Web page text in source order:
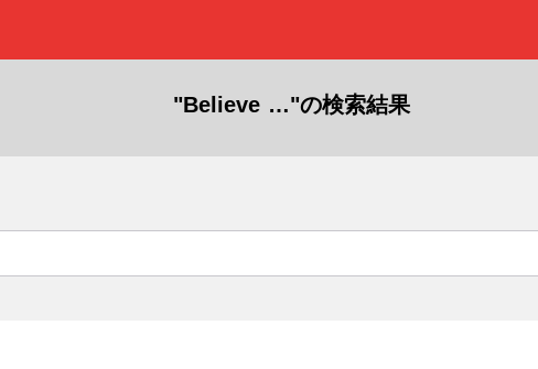
"Believe …"の検索結果